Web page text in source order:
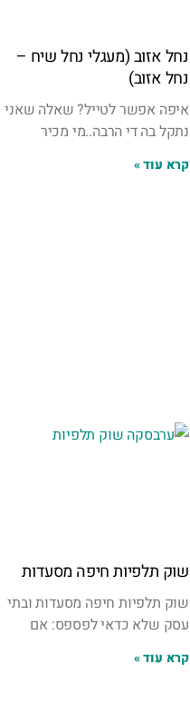
נחל אזוב (מעגלי נחל שיח –
נחל אזוב)
איפה אפשר לטייל? שאלה שאני
נתקל בה די הרבה..מי מכיר
קרא עוד »
שוק תלפיות חיפה מסעדות
שוק תלפיות חיפה מסעדות ובתי
עסק שלא כדאי לפספס: אם
קרא עוד »